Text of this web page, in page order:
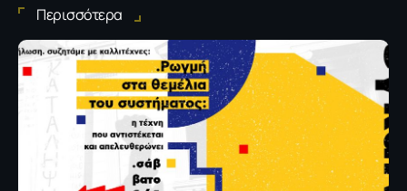
Περισσότερα